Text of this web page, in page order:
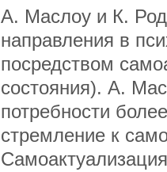
А. Маслоу и К.
направления в
посредством
состояния). А.
потребности
стремление к